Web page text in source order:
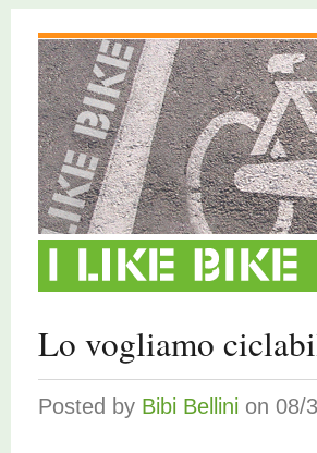
Lo vogliamo
Posted by Bibi Bellini on 08/